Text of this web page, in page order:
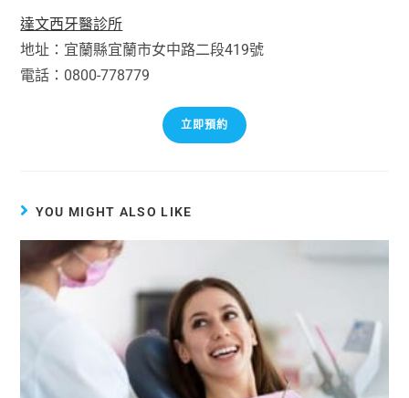
達文西牙醫診所
地址：宜蘭縣宜蘭市女中路二段419號
電話：0800-778779
立即預約
YOU MIGHT ALSO LIKE